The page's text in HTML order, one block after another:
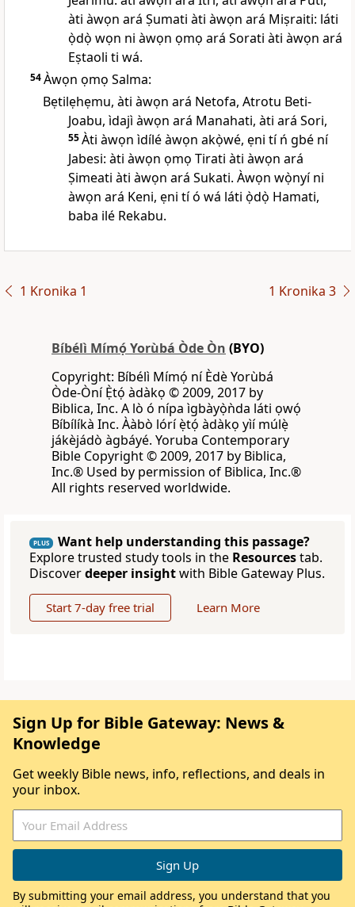
àti àwọn ará Ṣumati àti àwọn ará Miṣraiti: láti
ọ̀dọ̀ wọn ni àwọn ọmọ ará Sorati àti àwọn ará
Eṣtaoli ti wá.
54Àwọn ọmọ Salma:
Bẹtilẹhẹmu, àti àwọn ará Netofa, Atrotu Beti-
Joabu, ìdajì àwọn ará Manahati, àti ará Sori,
55Àti àwọn ìdílé àwọn akọ̀wé, ẹni tí ń gbé ní
Jabesi: àti àwọn ọmọ Tirati àti àwọn ará
Ṣimeati àti àwọn ará Sukati. Àwọn wọ̀nyí ni
àwọn ará Keni, ẹni tí ó wá láti ọ̀dọ̀ Hamati,
baba ilé Rekabu.
1 Kronika 1 1 Kronika 3
Bíbélì Mímọ́ Yorùbá Òde Òn (BYO)
Copyright: Bíbélì Mímọ́ ní Èdè Yorùbá
Òde-Òní Ẹ̀tọ́ àdàkọ © 2009, 2017 by
Biblica, Inc. A lò ó nípa ìgbàyọ̀ǹda láti ọwọ́
Bíbílíkà Inc. Ààbò lórí ẹ̀tọ́ àdàkọ yìí múlẹ̀
jákèjádò àgbáyé. Yoruba Contemporary
Bible Copyright © 2009, 2017 by Biblica,
Inc.® Used by permission of Biblica, Inc.®
All rights reserved worldwide.
PLUS
Want help understanding this passage?
Explore trusted study tools in the Resourcestab.
Discoverdeeper insightwith Bible Gateway Plus.
Start 7-day free trial Learn More
Sign Up for Bible Gateway: News &
Knowledge
Get weekly Bible news, info, reflections, and deals in
your inbox.
By submitting your email address, you understand that you